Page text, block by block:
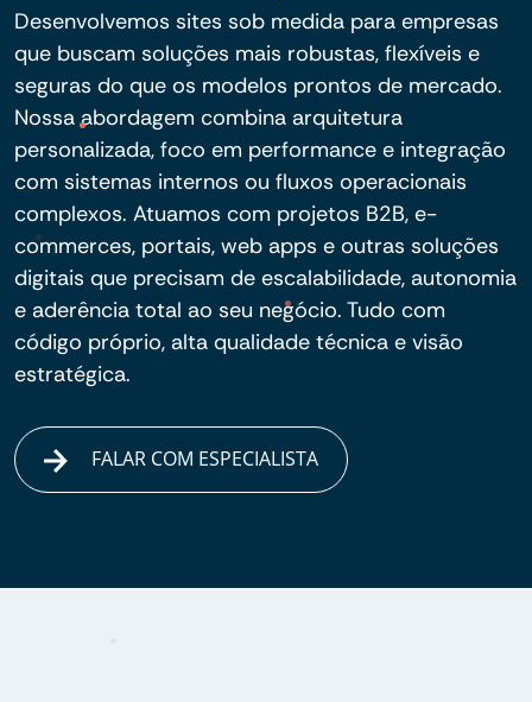
Desenvolvemos sites sob medida para empresas
que buscam soluções mais robustas, flexíveis e
seguras do que os modelos prontos de mercado.
Nossa abordagem combina arquitetura
personalizada, foco em performance e integração
com sistemas internos ou fluxos operacionais
complexos. Atuamos com projetos B2B, e-
commerces, portais, web apps e outras soluções
digitais que precisam de escalabilidade, autonomia
e aderência total ao seu negócio. Tudo com
código próprio, alta qualidade técnica e visão
estratégica.
FALAR COM ESPECIALISTA